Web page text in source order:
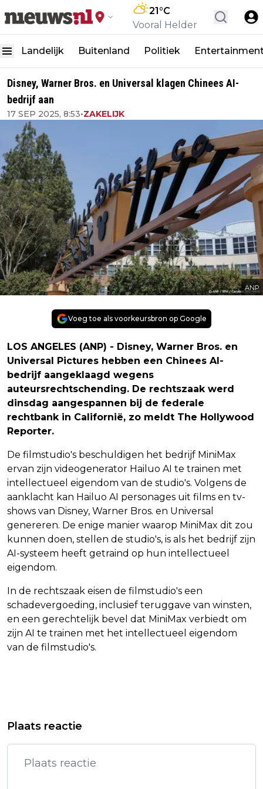
21°C
Vooral Helder
Landelijk Buitenland Politiek
Disney, Warner Bros. en Universal klagen Chinees AI-
bedrijf aan
17 SEP 2025, 8:53•ZAKELIJK
ANP
Voeg toe als voorkeursbron op Google
LOS ANGELES (ANP) - Disney, Warner Bros. en
Universal Pictures hebben een Chinees AI-
bedrijf aangeklaagd wegens
auteursrechtschending. De rechtszaak werd
dinsdag aangespannen bij de federale
rechtbank in Californië, zo meldt The Hollywood
Reporter.
De filmstudio's beschuldigen het bedrijf MiniMax
ervan zijn videogenerator Hailuo AI te trainen met
intellectueel eigendom van de studio's. Volgens de
aanklacht kan Hailuo AI personages uit films en tv-
shows van Disney, Warner Bros. en Universal
genereren. De enige manier waarop MiniMax dit zou
kunnen doen, stellen de studio's, is als het bedrijf zijn
AI-systeem heeft getraind op hun intellectueel
eigendom.
In de rechtszaak eisen de filmstudio's een
schadevergoeding, inclusief teruggave van winsten,
en een gerechtelijk bevel dat MiniMax verbiedt om
zijn AI te trainen met het intellectueel eigendom
van de filmstudio's.
KLM LEGGEN WERK NEER OP
PERSONEELSTEKORT ZET
ONDERNEMERS AAN TOT CREATIEVE
OPLOSSINGEN
Plaats reactie